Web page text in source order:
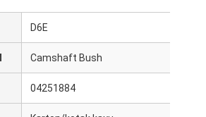
D6E
Camshaft Bush
04251884